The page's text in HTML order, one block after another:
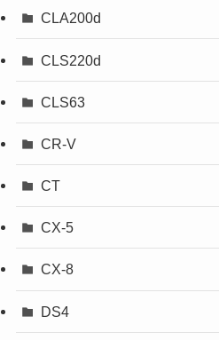
CLA200d
CLS220d
CLS63
CR-V
CT
CX-5
CX-8
DS4